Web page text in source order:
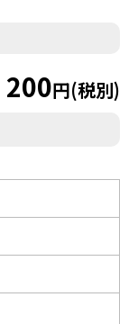
200円(税別)